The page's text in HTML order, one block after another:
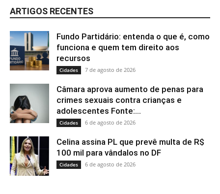
ARTIGOS RECENTES
Fundo Partidário: entenda o que é, como
funciona e quem tem direito aos
recursos
Cidades 7 de agosto de 2026
Câmara aprova aumento de penas para
crimes sexuais contra crianças e
adolescentes Fonte:...
Cidades 6 de agosto de 2026
Celina assina PL que prevê multa de R$
100 mil para vândalos no DF
Cidades 6 de agosto de 2026